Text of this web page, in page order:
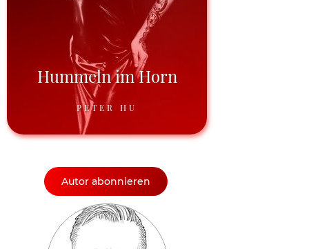
Hummeln im Horn
PETER HU
Autor abonnieren